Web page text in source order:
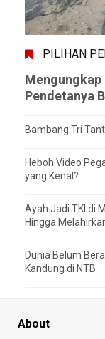
PILIHAN
Pendetanya
Bambang Tri
Heboh Video
yang Kenal?
Ayah Jadi TKI di
Hingga
Dunia Belum
Kandung di NTB
About